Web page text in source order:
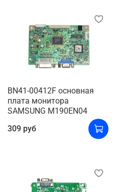
BN41-00412F основная
плата монитора
SAMSUNG M190EN04
309 руб